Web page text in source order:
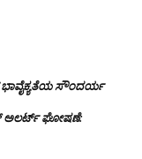
ಭಾವೈಕ್ಯತೆಯ ಸೌಂದರ್ಯ
ಅಲರ್ಟ್ ಘೋಷಣೆ: